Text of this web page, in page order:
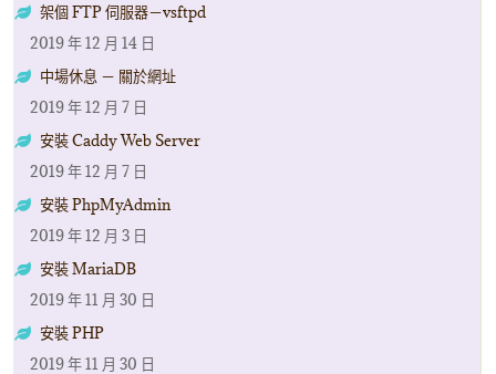
架個 FTP 伺服器－vsftpd
2019 年 12 月 14 日
中場休息 － 關於網址
2019 年 12 月 7 日
安裝 Caddy Web Server
2019 年 12 月 7 日
安裝 PhpMyAdmin
2019 年 12 月 3 日
安裝 MariaDB
2019 年 11 月 30 日
安裝 PHP
2019 年 11 月 30 日